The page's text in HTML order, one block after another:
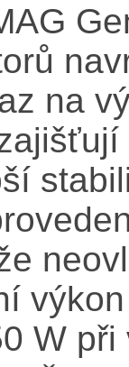
na
W